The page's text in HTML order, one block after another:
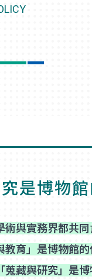
是博物
術與實務界都共同
」是博物館的
究」是博物